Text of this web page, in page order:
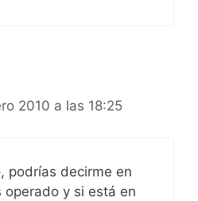
2010 a las 18:25
podrías decirme en
operado y si está en